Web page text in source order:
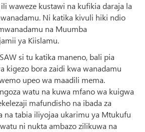
waweze kustawi na kufikia daraja la
Ni katika kivuli hiki ndio
na Muumba
ya Kiislamu.
si tu katika maneno, bali pia
kigezo bora zaidi kwa wanadamu
upeo wa maadili mema.
watu na kuwa mfano wa kuigwa
mafundisho na ibada za
na tabia iliyojaa ukarimu ya Mtukufu
ni nukta ambazo zilikuwa na